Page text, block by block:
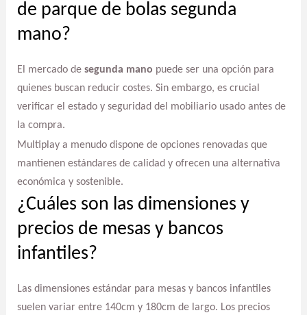
de parque de bolas segunda
mano?
El mercado de segunda mano puede ser una opción para
quienes buscan reducir costes. Sin embargo, es crucial
verificar el estado y seguridad del mobiliario usado antes de
la compra.
Multiplay a menudo dispone de opciones renovadas que
mantienen estándares de calidad y ofrecen una alternativa
económica y sostenible.
¿Cuáles son las dimensiones y
precios de mesas y bancos
infantiles?
Las dimensiones estándar para mesas y bancos infantiles
suelen variar entre 140cm y 180cm de largo. Los precios